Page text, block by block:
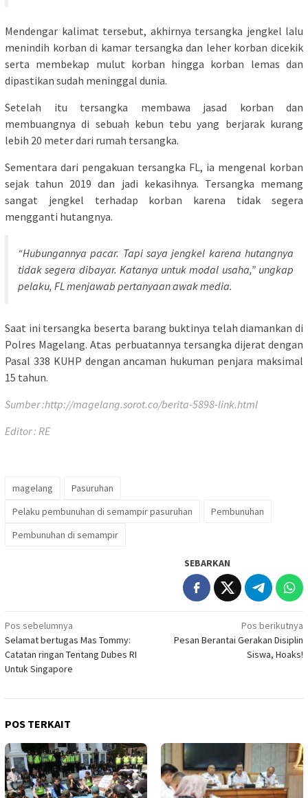
Mendengar kalimat tersebut, akhirnya tersangka jengkel lalu
menindih korban di kamar tersangka dan leher korban dicekik
serta membekap mulut korban hingga korban lemas dan
dipastikan sudah meninggal dunia.
Setelah itu tersangka membawa jasad korban dan
membuangnya di sebuah kebun tebu yang berjarak kurang
lebih 20 meter dari rumah tersangka.
Sementara dari pengakuan tersangka FL, ia mengenal korban
sejak tahun 2019 dan jadi kekasihnya. Tersangka memang
sangat jengkel terhadap korban karena tidak segera
mengganti hutangnya.
“Hubungannya pacar. Tapi saya jengkel karena hutangnya
tidak segera dibayar. Katanya untuk modal usaha,” ungkap
pelaku, FL menjawab pertanyaan awak media.
Saat ini tersangka beserta barang buktinya telah diamankan di
Polres Magelang. Atas perbuatannya tersangka dijerat dengan
Pasal 338 KUHP dengan ancaman hukuman penjara maksimal
15 tahun.
Sumber :http://magelang.sorot.co/berita-5898-link.html
Editor : RE
magelang
Pasuruhan
Pelaku pembunuhan di semampir pasuruhan
Pembunuhan
Pembunuhan di semampir
SEBARKAN
Navigasi
pos
Pos sebelumnya
Selamat bertugas Mas Tommy:
Catatan ringan Tentang Dubes RI
Untuk Singapore
Pos berikutnya
Pesan Berantai Gerakan Disiplin
Siswa, Hoaks!
POS TERKAIT